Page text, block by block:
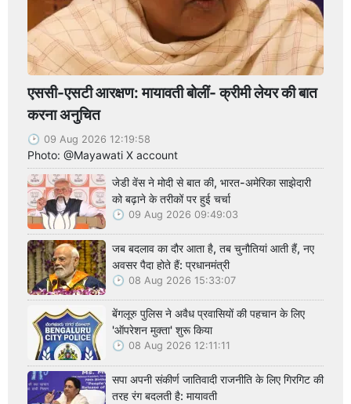
एससी-एसटी आरक्षण: मायावती बोलीं- क्रीमी लेयर की बात
करना अनुचित
09 Aug 2026 12:19:58
Photo: @Mayawati X account
जेडी वेंस ने मोदी से बात की, भारत-अमेरिका साझेदारी
को बढ़ाने के तरीकों पर हुई चर्चा
09 Aug 2026 09:49:03
जब बदलाव का दौर आता है, तब चुनौतियां आती हैं, नए
अवसर पैदा होते हैं: प्रधानमंत्री
08 Aug 2026 15:33:07
बेंगलूरु पुलिस ने अवैध प्रवासियों की पहचान के लिए
'ऑपरेशन मुक्ता' शुरू किया
08 Aug 2026 12:11:11
सपा अपनी संकीर्ण जातिवादी राजनीति के लिए गिरगिट की
तरह रंग बदलती है: मायावती